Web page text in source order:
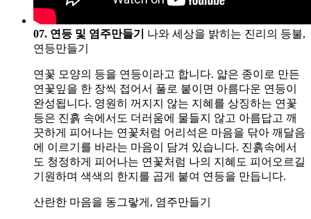
07. 연등 및 염주만들기
나와 세상을 밝히는 진리의 등불,
연등만들기
연꽃 모양의 등을 연등이라고 합니다. 얇은 종이로 만든
연꽃잎을 한 장씩 접어서 풀로 붙이면 아름다운 연등이
완성됩니다. 영원히 꺼지지 않는 지혜를 상징하는 연꽃
등은 진흙 속에서도 더러움에 물들지 않고 아름답고 깨
끗하게 피어나는 연꽃처럼 어리석은 마음을 닦아 깨달음
에 이르기를 바라는 마음이 담겨 있습니다. 진흙속에서
도 청정하게 피어나는 연꽃처럼 나의 지혜도 피어오르길
기원하며 색색의 한지를 곱게 붙여 연등을 만듭니다.
산란한 마음을 동그랗게, 염주만들기